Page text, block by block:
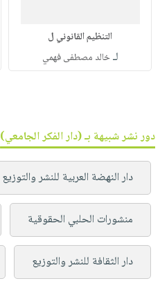
التنظيم القانوني ل
لـخالد مصطفى فهمي
دور نشر شبيهة بـ (دار الفكر الجامعي)
دار النهضة العربية للنشر والتوزيع
منشورات الحلبي الحقوقية
دار الثقافة للنشر والتوزيع